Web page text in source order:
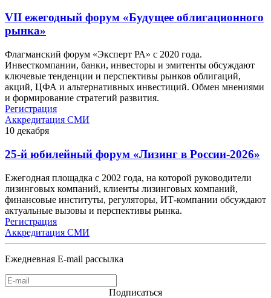
VII ежегодный форум «Будущее облигационного
рынка»
Флагманский форум «Эксперт РА» с 2020 года.
Инвесткомпании, банки, инвесторы и эмитенты обсуждают
ключевые тенденции и перспективы рынков облигаций,
акций, ЦФА и альтернативных инвестиций. Обмен мнениями
и формирование стратегий развития.
Регистрация
Аккредитация СМИ
10 декабря
25-й юбилейный форум «Лизинг в России-2026»
Ежегодная площадка с 2002 года, на которой руководители
лизинговых компаний, клиенты лизинговых компаний,
финансовые институты, регуляторы, ИТ-компании обсуждают
актуальные вызовы и перспективы рынка.
Регистрация
Аккредитация СМИ
Ежедневная E-mail рассылка
Подписаться